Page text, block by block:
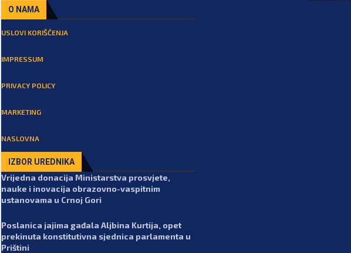
O NAMA
USLOVI KORIŠĆENJA
IMPRESSUM
PRIVACY POLICY
MARKETING
NASLOVNA
IZBOR UREDNIKA
Vrijedna donacija Ministarstva prosvjete,
nauke i inovacija obrazovno-vaspitnim
ustanovama u Crnoj Gori
Poslanica jajima gađala Aljbina Kurtija, opet
prekinuta konstitutivna sjednica parlamenta u
Prištini